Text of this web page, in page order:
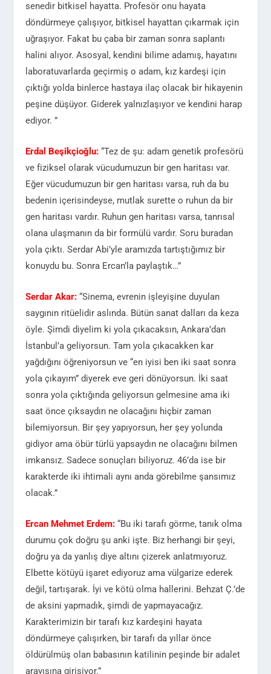
senedir bitkisel hayatta. Profesör onu hayata
döndürmeye çalışıyor, bitkisel hayattan çıkarmak için
uğraşıyor. Fakat bu çaba bir zaman sonra saplantı
halini alıyor. Asosyal, kendini bilime adamış, hayatını
laboratuvarlarda geçirmiş o adam, kız kardeşi için
çıktığı yolda binlerce hastaya ilaç olacak bir hikayenin
peşine düşüyor. Giderek yalnızlaşıyor ve kendini harap
ediyor. ”
Erdal Beşikçioğlu: “Tez de şu: adam genetik profesörü
ve fiziksel olarak vücudumuzun bir gen haritası var.
Eğer vücudumuzun bir gen haritası varsa, ruh da bu
bedenin içerisindeyse, mutlak surette o ruhun da bir
gen haritası vardır. Ruhun gen haritası varsa, tanrısal
olana ulaşmanın da bir formülü vardır. Soru buradan
yola çıktı. Serdar Abi’yle aramızda tartıştığımız bir
konuydu bu. Sonra Ercan’la paylaştık…”
Serdar Akar: “Sinema, evrenin işleyişine duyulan
saygının ritüelidir aslında. Bütün sanat dalları da keza
öyle. Şimdi diyelim ki yola çıkacaksın, Ankara’dan
İstanbul’a geliyorsun. Tam yola çıkacakken kar
yağdığını öğreniyorsun ve “en iyisi ben iki saat sonra
yola çıkayım” diyerek eve geri dönüyorsun. İki saat
sonra yola çıktığında geliyorsun gelmesine ama iki
saat önce çıksaydın ne olacağını hiçbir zaman
bilemiyorsun. Bir şey yapıyorsun, her şey yolunda
gidiyor ama öbür türlü yapsaydın ne olacağını bilmen
imkansız. Sadece sonuçları biliyoruz. 46’da ise bir
karakterde iki ihtimali aynı anda görebilme şansımız
olacak.”
Ercan Mehmet Erdem: “Bu iki tarafı görme, tanık olma
durumu çok doğru şu anki işte. Biz herhangi bir şeyi,
doğru ya da yanlış diye altını çizerek anlatmıyoruz.
Elbette kötüyü işaret ediyoruz ama vülgarize ederek
değil, tartışarak. İyi ve kötü olma hallerini. Behzat Ç.’de
de aksini yapmadık, şimdi de yapmayacağız.
Karakterimizin bir tarafı kız kardeşini hayata
döndürmeye çalışırken, bir tarafı da yıllar önce
öldürülmüş olan babasının katilinin peşinde bir adalet
arayışına girişiyor.”